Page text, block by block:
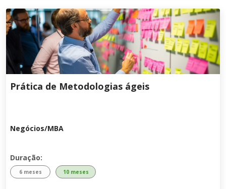
Prática de Metodologias ágeis
Negócios/MBA
Duração:
6 meses 10 meses